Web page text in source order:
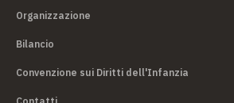
Organizzazione
Bilancio
Convenzione sui Diritti dell'Infanzia